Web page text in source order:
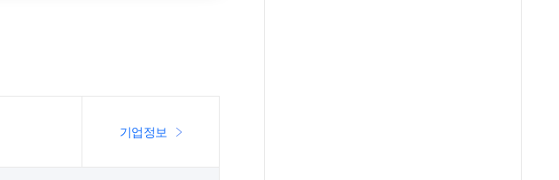
기업정보